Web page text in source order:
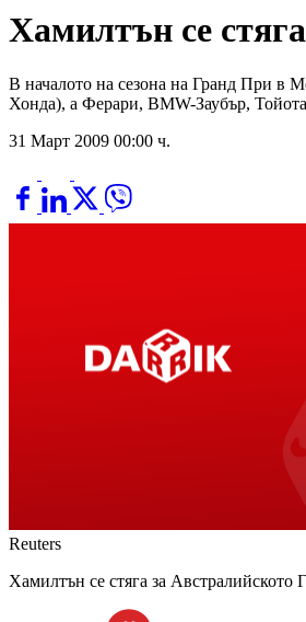
Хамилтън се
В началото на сезона на Гранд При в
Хонда), а Ферари, BMW-Заубър,
31 Март 2009 00:00 ч.
Reuters
Хамилтън се стяга за Австралийското